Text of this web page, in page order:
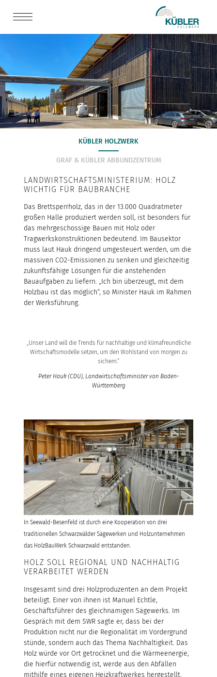
KÜBLER HOLZWERK
GRAF & KÜBLER ABBUNDZENTRUM
LANDWIRTSCHAFTSMINISTERIUM: HOLZ
WICHTIG FÜR BAUBRANCHE
Das Brettsperrholz, das in der 13.000 Quadratmeter
großen Halle produziert werden soll, ist besonders für
das mehrgeschossige Bauen mit Holz oder
Tragwerkskonstruktionen bedeutend. Im Bausektor
muss laut Hauk dringend umgesteuert werden, um die
massiven CO2-Emissionen zu senken und gleichzeitig
zukunftsfähige Lösungen für die anstehenden
Bauaufgaben zu liefern. „Ich bin überzeugt, mit dem
Holzbau ist das möglich“, so Minister Hauk im Rahmen
der Werksführung.
„Unser Land will die Trends für nachhaltige und klimafreundliche
Wirtschaftsmodelle setzen, um den Wohlstand von morgen zu
sichern.“
Peter Hauk (CDU), Landwirtschaftsminister von Baden-
Württemberg
In Seewald-Besenfeld ist durch eine Kooperation von drei
traditionellen Schwarzwälder Sägewerken und Holzunternehmen
das HolzBauWerk Schwarzwald entstanden.
HOLZ SOLL REGIONAL UND NACHHALTIG
VERARBEITET WERDEN
Insgesamt sind drei Holzproduzenten an dem Projekt
beteiligt. Einer von ihnen ist Manuel Echtle,
Geschäftsführer des gleichnamigen Sägewerks. Im
Gespräch mit dem SWR sagte er, dass bei der
Produktion nicht nur die Regionalität im Vordergrund
stünde, sondern auch das Thema Nachhaltigkeit. Das
Holz würde vor Ort getrocknet und die Wärmeenergie,
die hierfür notwendig ist, werde aus den Abfällen
mithilfe eines eigenen Heizkraftwerkes hergestellt.